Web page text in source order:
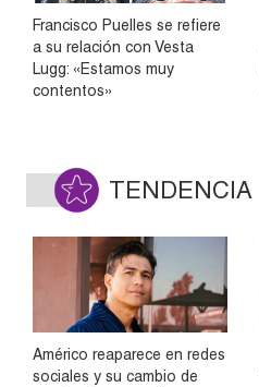
Francisco Puelles se refiere
a su relación con Vesta
Lugg: «Estamos muy
contentos»
TENDENCIA
Américo reaparece en redes
sociales y su cambio de